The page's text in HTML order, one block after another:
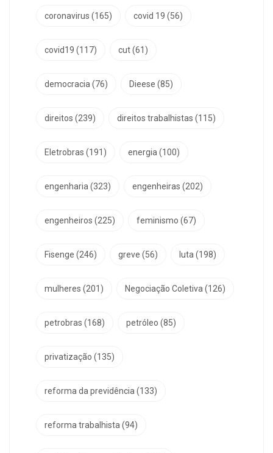
coronavirus (165) covid 19 (56)
covid19 (117) cut(61)
democracia (76) Dieese (85)
direitos (239) direitos trabalhistas (115)
Eletrobras (191) energia (100)
engenharia (323) engenheiras (202)
engenheiros (225) feminismo (67)
Fisenge (246) greve (56) luta (198)
mulheres (201) Negociação Coletiva (126)
petrobras (168) petróleo (85)
privatização (135)
reforma da previdência (133)
reforma trabalhista (94)